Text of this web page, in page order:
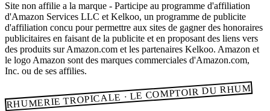
Site non affilie a la marque - Participe au programme d'affiliation
d'Amazon Services LLC et Kelkoo, un programme de publicite
d'affiliation concu pour permettre aux sites de gagner des honoraires
publicitaires en faisant de la publicite et en proposant des liens vers
des produits sur Amazon.com et les partenaires Kelkoo. Amazon et
le logo Amazon sont des marques commerciales d'Amazon.com,
Inc. ou de ses affilies.
RHUMERIE TROPICALE · LE COMPTOIR DU RHUM